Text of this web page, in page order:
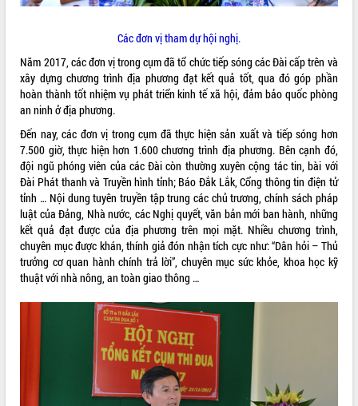
VIDEO
Không có file video nào để phát.
ALBUM ẢNH
Các đơn vị tham dự hội nghị.
Năm 2017, các đơn vị trong cụm đã tổ chức tiếp sóng các Đài cấp trên và
xây dựng chương trình địa phương đạt kết quả tốt, qua đó góp phần
hoàn thành tốt nhiệm vụ phát triển kinh tế xã hội, đảm bảo quốc phòng
an ninh ở địa phương.
Đến nay, các đơn vị trong cụm đã thực hiện sản xuất và tiếp sóng hơn
7.500 giờ, thực hiện hơn 1.600 chương trình địa phương. Bên cạnh đó,
đội ngũ phóng viên của các Đài còn thường xuyên cộng tác tin, bài với
Đài Phát thanh và Truyền hình tỉnh; Báo Đắk Lắk, Cổng thông tin điện tử
tỉnh … Nội dung tuyên truyền tập trung các chủ trương, chính sách pháp
luật của Đảng, Nhà nước, các Nghị quyết, văn bản mới ban hành, những
kết quả đạt được của địa phương trên mọi mặt. Nhiều chương trình,
chuyên mục được khán, thính giả đón nhận tích cực như: “Dân hỏi – Thủ
trưởng cơ quan hành chính trả lời”, chuyên mục sức khỏe, khoa học kỹ
thuật với nhà nông, an toàn giao thông …